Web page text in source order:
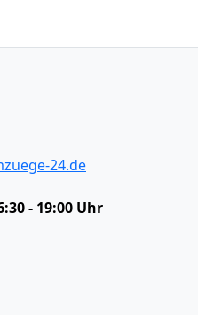
24.de
- 19:00 Uhr